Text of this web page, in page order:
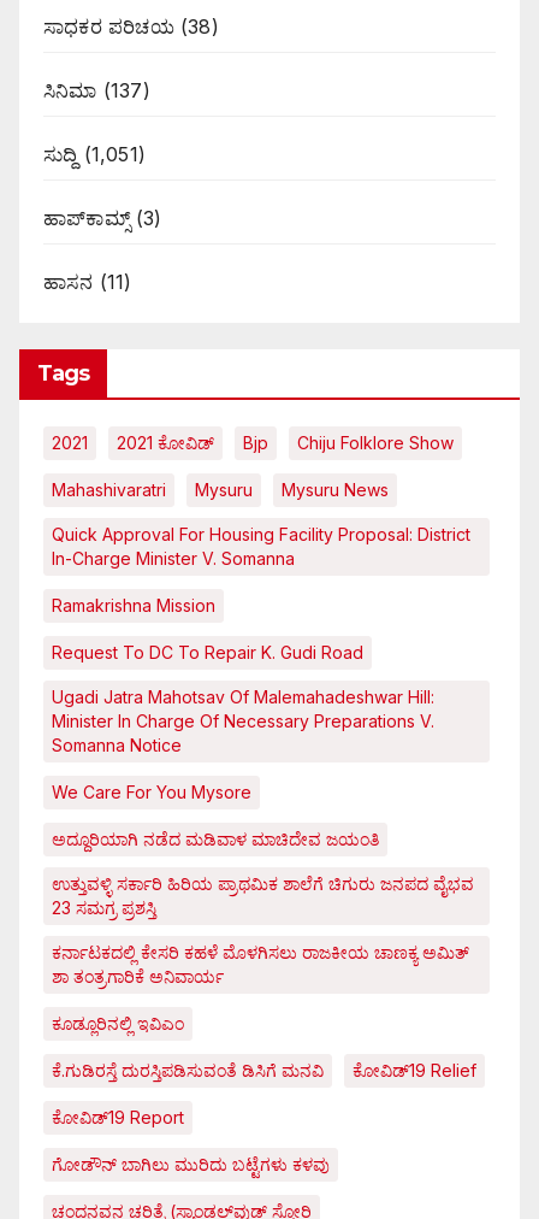
ಸಾಧಕರ ಪರಿಚಯ(38)
ಸಿನಿಮಾ (137)
ಸುದ್ದಿ (1,051)
ಹಾಪ್‌ಕಾಮ್ಸ್‌(3)
ಹಾಸನ (11)
Tags
2021 2021 ಕೋವಿಡ್‌ Bjp Chiju Folklore Show
Mahashivaratri Mysuru Mysuru News
Quick Approval For Housing Facility Proposal: District
In-Charge Minister V. Somanna
Ramakrishna Mission
Request To DC To Repair K. Gudi Road
Ugadi Jatra Mahotsav Of Malemahadeshwar Hill:
Minister In Charge Of Necessary Preparations V.
Somanna Notice
We Care For You Mysore
ಅದ್ದೂರಿಯಾಗಿ ನಡೆದ ಮಡಿವಾಳ ಮಾಚಿದೇವ ಜಯಂತಿ
ಉತ್ತುವಳ್ಳಿ ಸರ್ಕಾರಿ ಹಿರಿಯ ಪ್ರಾಥಮಿಕ ಶಾಲೆಗೆ ಚಿಗುರು ಜನಪದ ವೈಭವ
23 ಸಮಗ್ರ ಪ್ರಶಸ್ತಿ
ಕರ್ನಾಟಕದಲ್ಲಿ ಕೇಸರಿ ಕಹಳೆ ಮೊಳಗಿಸಲು ರಾಜಕೀಯ ಚಾಣಕ್ಯ ಅಮಿತ್
ಶಾ ತಂತ್ರಗಾರಿಕೆ ಅನಿವಾರ್ಯ
ಕೂಡ್ಲೂರಿನಲ್ಲಿ ಇವಿಎಂ
ಕೆ.ಗುಡಿರಸ್ತೆ ದುರಸ್ತಿಪಡಿಸುವಂತೆ ಡಿಸಿಗೆ ಮನವಿ ಕೋವಿಡ್‌19 Relief
ಕೋವಿಡ್‌19 Report
ಗೋಡೌನ್ ಬಾಗಿಲು ಮುರಿದು ಬಟ್ಟೆಗಳು ಕಳವು
ಚಂದನವನ ಚರಿತ್ರೆ (ಸ್ಯಾಂಡಲ್‌ವುಡ್ ಸ್ಟೋರಿ